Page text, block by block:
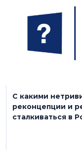
С какими
реконцепции и
сталкиваться в